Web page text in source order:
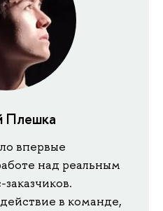
Плешка
впервые
над реальным
в команде,